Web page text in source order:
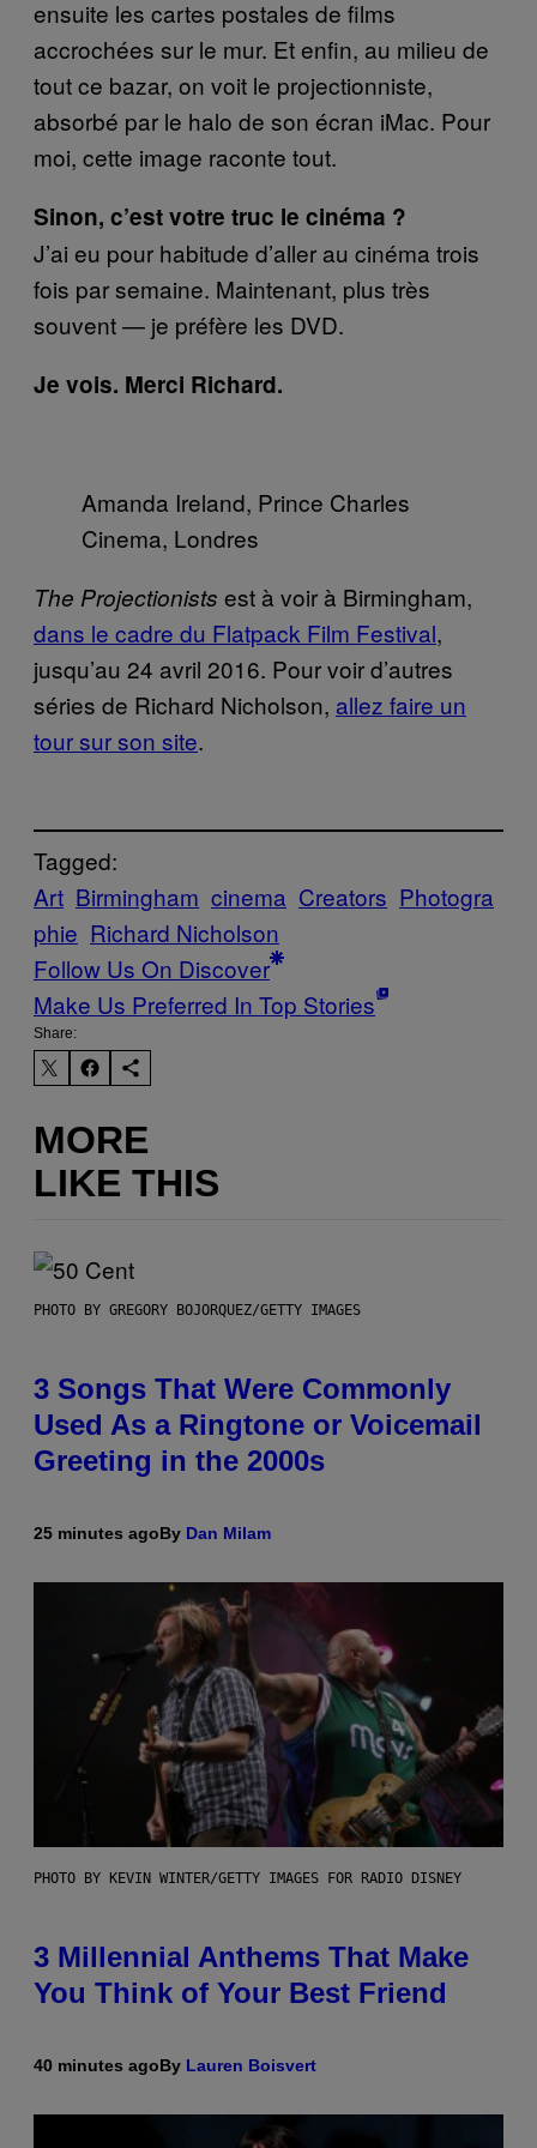
ensuite les cartes postales de films
accrochées sur le mur. Et enfin, au milieu de
tout ce bazar, on voit le projectionniste,
absorbé par le halo de son écran iMac. Pour
moi, cette image raconte tout.
Sinon, c’est votre truc le cinéma ?
J’ai eu pour habitude d’aller au cinéma trois
fois par semaine. Maintenant, plus très
souvent — je préfère les DVD.
Je vois. Merci Richard.
Amanda Ireland, Prince Charles
Cinema, Londres
The Projectionists est à voir à Birmingham,
dans le cadre du Flatpack Film Festival,
jusqu’au 24 avril 2016. Pour voir d’autres
séries de Richard Nicholson, allez faire un
tour sur son site.
Tagged:
Art Birmingham cinema Creators Photogra
phie Richard Nicholson
Follow Us On Discover
Make Us Preferred In Top Stories
Share:
MORE
LIKE THIS
PHOTO BY GREGORY BOJORQUEZ/GETTY IMAGES
3 Songs That Were Commonly
Used As a Ringtone or Voicemail
Greeting in the 2000s
25 minutes agoBy Dan Milam
PHOTO BY KEVIN WINTER/GETTY IMAGES FOR RADIO DISNEY
3 Millennial Anthems That Make
You Think of Your Best Friend
40 minutes agoBy Lauren Boisvert